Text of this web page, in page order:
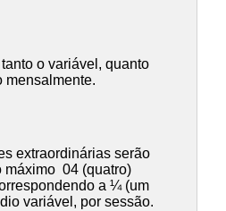
o variável, quanto
mensalmente.
extraordinárias serão
máximo 04 (quatro)
a ¼ (um
variável, por sessão.